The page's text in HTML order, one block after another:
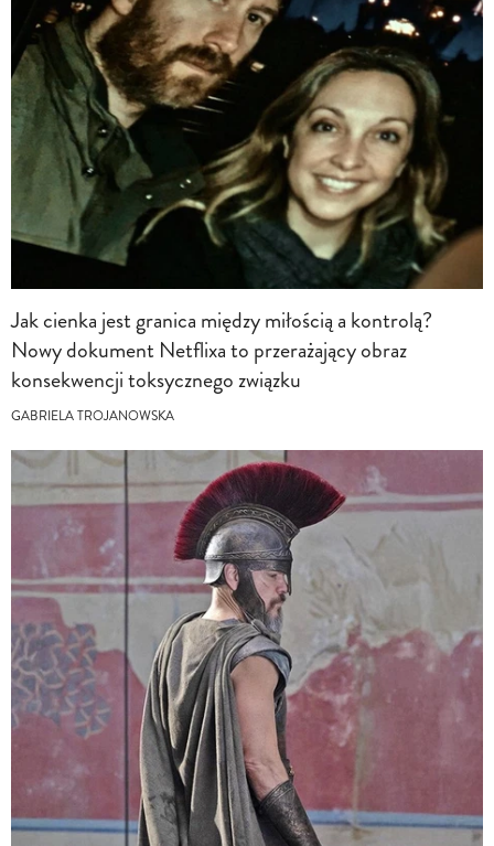
Jak cienka jest granica między miłością a kontrolą?
Nowy dokument Netflixa to przerażający obraz
konsekwencji toksycznego związku
GABRIELA TROJANOWSKA